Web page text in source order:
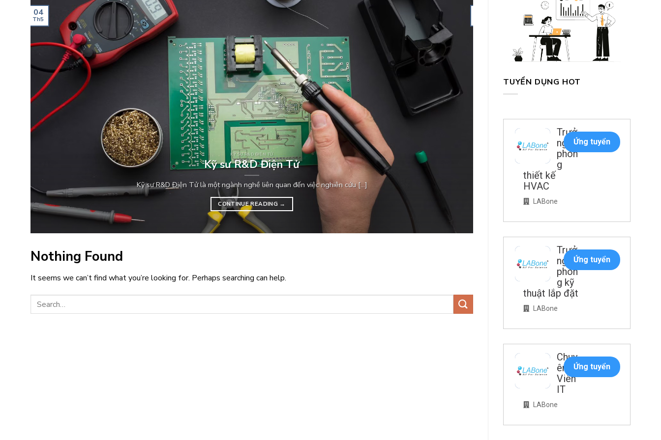
KỸ SƯ R&D ĐIỆN TỬ
Kỹ sư R&D Điện Tử
Kỹ sư R&D Điện Tử là một ngành nghề liên quan đến việc nghiên cứu [...]
CONTINUE READING →
04
Th5
Nothing Found
It seems we can’t find what you’re looking for. Perhaps searching can help.
TUYỂN DỤNG HOT
Trưở
ng
phòn
g
thiết kế
HVAC
LABone
Ứng tuyển
Trưở
ng
phòn
g kỹ
thuật lắp đặt
LABone
Ứng tuyển
Chuy
ên
Viên
IT
LABone
Ứng tuyển